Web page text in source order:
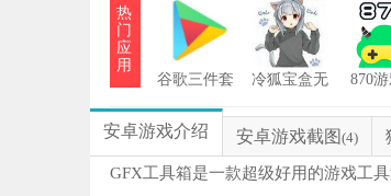
热
门
应
用
谷歌三件套
冷狐宝盒无
870
安卓游戏介绍 安卓游戏截图 (4)
GFX工具箱是一款超级好用的游戏工